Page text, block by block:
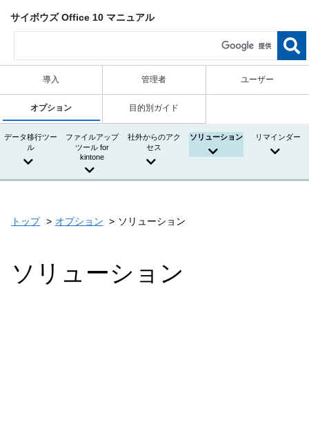
サイボウズ Office 10 マニュアル
導入 管理者 ユーザー
オプション 目的別ガイド
データ移行ツー
ル
ファイルアップ
ツール for
kintone
社外からのアク
セス
ソリューション リマインダー
トップ オプション ソリューション
ソリューション